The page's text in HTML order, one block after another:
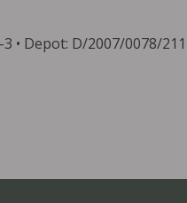
• Depot: D/2007/0078/211